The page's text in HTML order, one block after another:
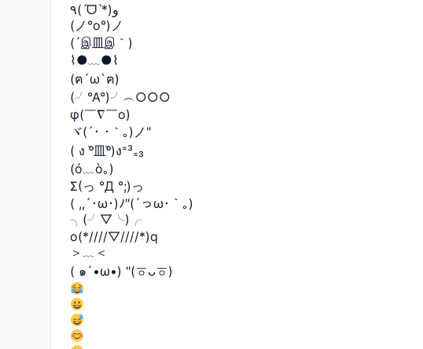
٩(ˊᗜˋ*)و
(ノ°ο°)ノ
(´இ皿இ｀)
⌇●﹏●⌇
(ฅ´ω`ฅ)
(╯°A°)╯︵○○○
φ(￣∇￣o)
ヾ(´･ ･｀｡)ノ"
( ง ᵒ̌皿ᵒ̌)ง⁼³₌₃
(ó﹏ò｡)
Σ(っ °Д °;)っ
( ,,´･ω･)ﾉ"(´っω･｀｡)
╮(╯▽╰)╭
o(*////▽////*)q
＞﹏＜
( ๑´•ω•) "(ㆆᴗㆆ)